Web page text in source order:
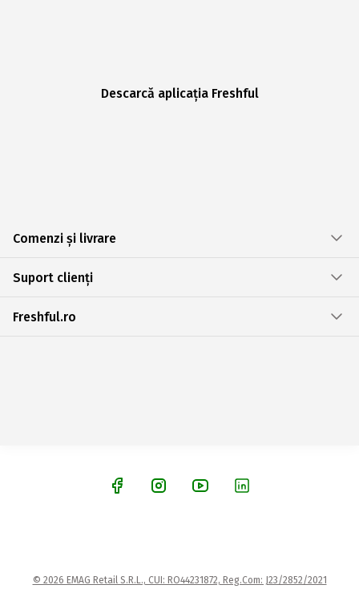
Descarcă aplicația Freshful
Comenzi și livrare
Suport clienți
Freshful.ro
© 2026 EMAG Retail S.R.L., CUI: RO44231872, Reg.Com: J23/2852/2021